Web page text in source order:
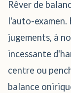
Rêver de
l'auto-examen.
jugements, à
incessante
centre ou
balance